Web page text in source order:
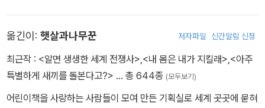
로』, 『작은 도자기 인형의 모험』이 있습니다.
옮긴이: 햇살과나무꾼 저자파일 신간알림 신청
최근작 : <알면 생생한 세계 전쟁사>,<내 몸은 내가 지킬래>,<아주
특별하게 새끼를 돌본다고?> … 총 644종 (모두보기)
어린이책을 사랑하는 사람들이 모여 만든 기획실로 세계 곳곳에 묻혀